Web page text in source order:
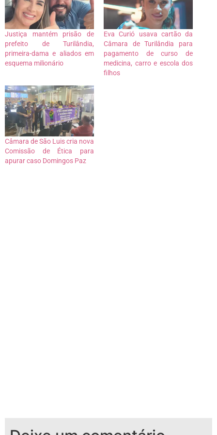
Justiça mantém prisão de
prefeito de Turilândia,
primeira-dama e aliados em
esquema milionário
Eva Curió usava cartão da
Câmara de Turilândia para
pagamento de curso de
medicina, carro e escola dos
filhos
Câmara de São Luis cria nova
Comissão de Ética para
apurar caso Domingos Paz